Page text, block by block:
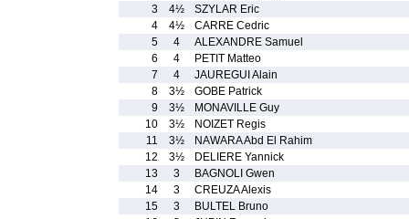
3
4½
SZYLAR Eric
4
4½
CARRE Cedric
5
4
ALEXANDRE Samuel
6
4
PETIT Matteo
7
4
JAUREGUI Alain
8
3½
GOBE Patrick
9
3½
MONAVILLE Guy
10
3½
NOIZET Regis
11
3½
NAWARA Abd El Rahim
12
3½
DELIERE Yannick
13
3
BAGNOLI Gwen
14
3
CREUZA Alexis
15
3
BULTEL Bruno